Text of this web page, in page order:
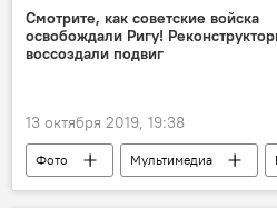
Смотрите, как советские войска
освобождали Ригу!
воссоздали подвиг
13 октября 2019, 19:38
Фото Мультимедиа
освобождение